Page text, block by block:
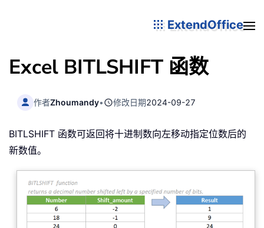
ExtendOffice
Excel BITLSHIFT 函数
作者Zhoumandy• 修改日期2024-09-27
BITLSHIFT 函数可返回将十进制数向左移动指定位数后的
新数值。